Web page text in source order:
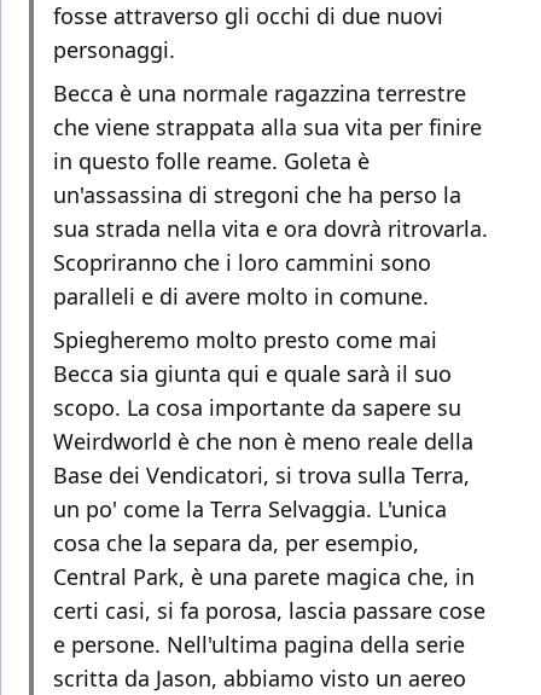
fosse attraverso gli occhi di due nuovi
personaggi.
Becca è una normale ragazzina terrestre
che viene strappata alla sua vita per finire
in questo folle reame. Goleta è
un'assassina di stregoni che ha perso la
sua strada nella vita e ora dovrà ritrovarla.
Scopriranno che i loro cammini sono
paralleli e di avere molto in comune.
Spiegheremo molto presto come mai
Becca sia giunta qui e quale sarà il suo
scopo. La cosa importante da sapere su
Weirdworld è che non è meno reale della
Base dei Vendicatori, si trova sulla Terra,
un po' come la Terra Selvaggia. L'unica
cosa che la separa da, per esempio,
Central Park, è una parete magica che, in
certi casi, si fa porosa, lascia passare cose
e persone. Nell'ultima pagina della serie
scritta da Jason, abbiamo visto un aereo